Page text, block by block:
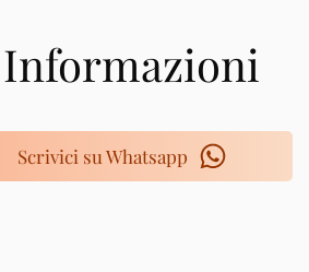
Informazioni
Scrivici su Whatsapp